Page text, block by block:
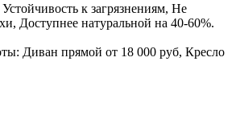
к загрязнениям, Не
Доступнее натуральной на 40-60%.
Диван прямой от 18 000 руб, Кресло